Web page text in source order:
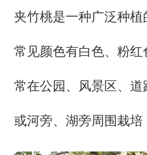
夹竹桃是一种广泛种植
常见颜色有白色、粉红
常在公园、风景区、道
或河旁、湖旁周围栽培